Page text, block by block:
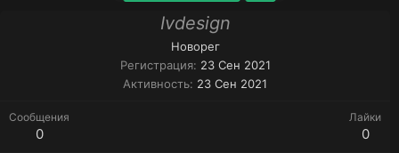
Ivdesign
Новорег
Регистрация 23 Сен 2021
Активность 23 Сен 2021
Сообщения
0
Лайки
0